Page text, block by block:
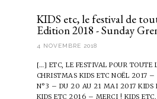
KIDS etc, le festival de
Edition 2018 - Sunday
4 NOVEMBRE 2018
[…] ETC, LE FESTIVAL POUR
CHRISTMAS KIDS ETC NOËL 2017
N°3 – DU 20 AU 21 MAI 2017 KIDS
KIDS ETC 2016 – MERCI ! KIDS